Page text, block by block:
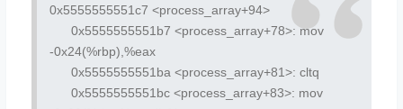
0x5555555551c7 <process_array+94>
0x5555555551b7 <process_array+78>: mov
-0x24(%rbp),%eax
0x5555555551ba <process_array+81>: cltq
0x5555555551bc <process_array+83>: mov